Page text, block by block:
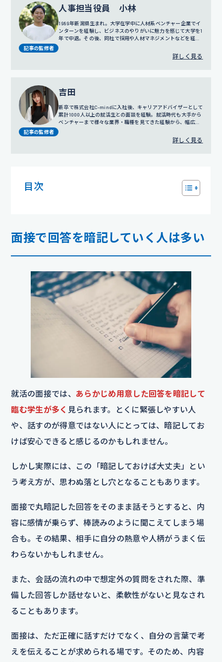
記事の監修者
人事担当役員 小林
1989年新潟県生まれ。大学在学中に人材系ベンチャー企業でイ
ンターンを経験し、ビジネスのやりがいに魅力を感じて大学を1
年で中退。その後、同社で採用や人材マネジメントなどを経験
ールセンター事業の責任者を務めたのち、2016年に人事部の立
ち上げ、2018年にはリクルートスーツの無料レンタルサービス
詳しく見る
記事の監修者
吉田
新卒で株式会社C-mindに入社後、キャリアアドバイザーとして
累計1000人以上の就活生との面談を経験。就活時代も大手から
ベンチャーまで様々な業界・職種を見てきた経験から、幅広い
詳しく見る
目次
面接で回答を暗記していく人は多い
就活の面接では、 あらかじめ用意した回答を暗記して
臨む学生が多く 見られます。とくに緊張しやすい人
や、話すのが得意ではない人にとっては、暗記してお
けば安心できると感じるのかもしれません。
しかし実際には、この「暗記しておけば大丈夫」とい
う考え方が、思わぬ落とし穴となることもあります。
面接で丸暗記した回答をそのまま話そうとすると、内
容に感情が乗らず、棒読みのように聞こえてしまう場
合も。その結果、相手に自分の熱意や人柄がうまく伝
わらないかもしれません。
また、会話の流れの中で想定外の質問をされた際、準
備した回答しか話せないと、柔軟性がないと見なされ
ることもあります。
面接は、ただ正確に話すだけでなく、自分の言葉で考
えを伝えることが求められる場です。そのため、内容